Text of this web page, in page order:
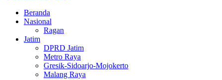
Beranda
Nasional
Ragan
Jatim
DPRD Jatim
Metro Raya
Gresik-Sidoarjo-Mojokerto
Malang Raya